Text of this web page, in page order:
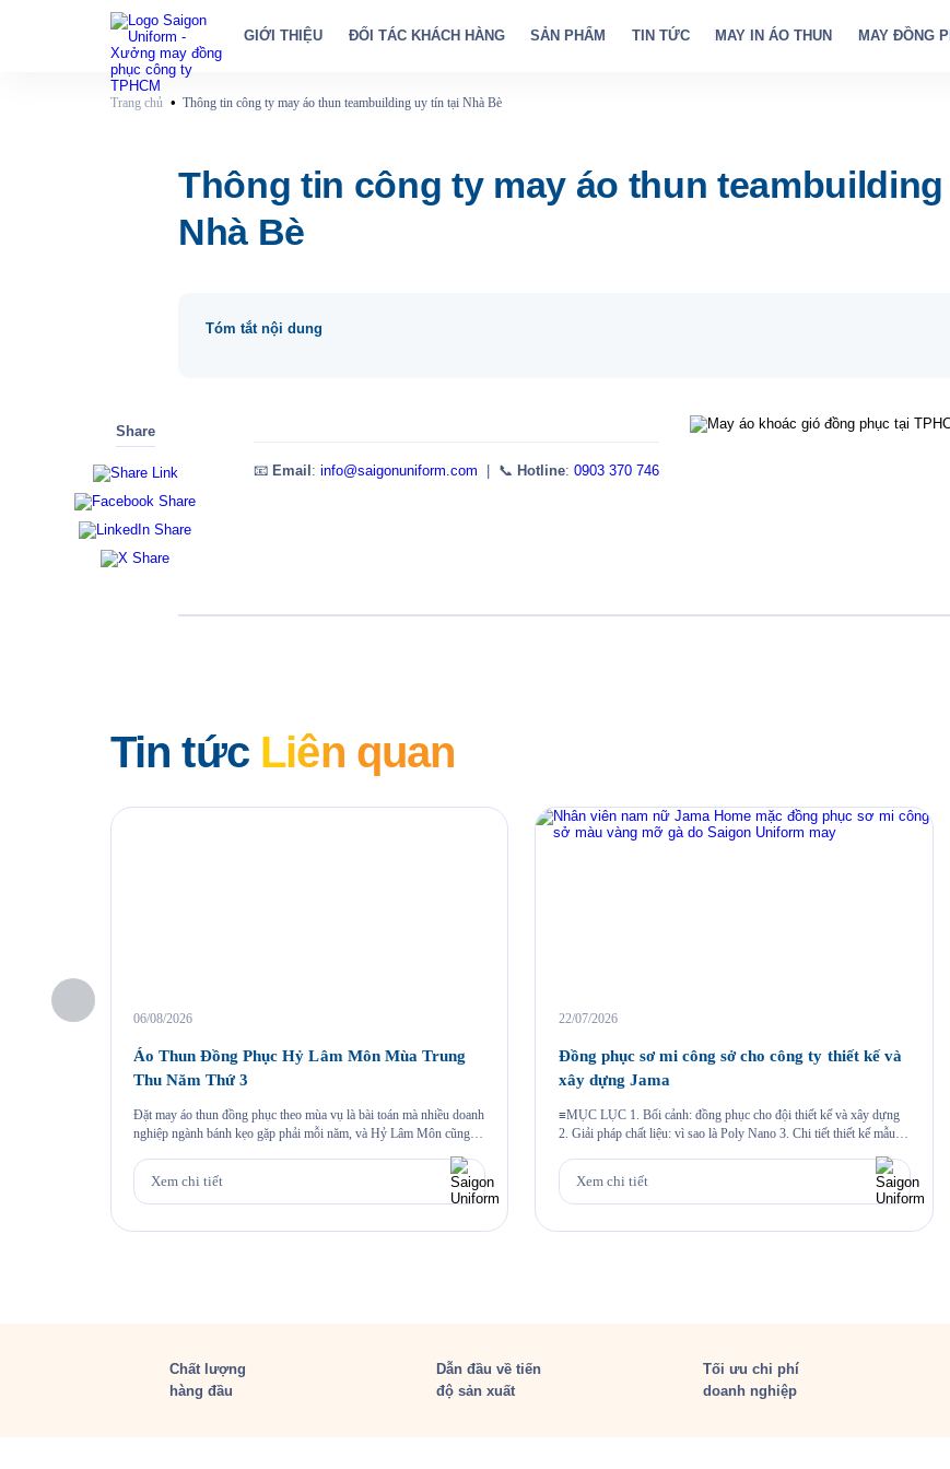
GIỚI THIỆU ĐỐI TÁC KHÁCH HÀNG SẢN PHẨM TIN TỨC MAY IN ÁO THUN MAY ĐỒNG
Trang chủ • Thông tin công ty may áo thun teambuilding uy tín tại Nhà Bè
Thông tin công ty may áo thun
Nhà Bè
Tóm tắt nội dung
Share
📧 Email : info@saigonuniform.com | 📞 Hotline: 0903 370 746
Tin tức Liên quan
06/08/2026
Áo Thun Đồng Phục Hỷ Lâm Môn Mùa Trung
Thu Năm Thứ 3
Đặt may áo thun đồng phục theo mùa vụ là bài toán mà nhiều doanh
nghiệp ngành bánh kẹo gặp phải mỗi năm, và Hỷ Lâm Môn cũng
Lâm Môn lại cùng Saigon Uniform chuẩn bị một bộ đồng phục […]
Xem chi tiết
22/07/2026
Đồng phục sơ mi công sở cho công ty thiết kế và
xây dựng Jama
≡MỤC LỤC 1. Bối cảnh: đồng phục cho đội thiết kế và xây dựng
2. Giải pháp chất liệu: vì sao là Poly Nano 3. Chi tiết thiết kế mẫu
thực hiện cho Jama 6. Câu hỏi thường gặp 6.1. Vải […]
Xem chi tiết
Chất lượng
hàng đầu
Dẫn đầu về tiến
độ sản xuất
Tối ưu chi phí
doanh nghiệp